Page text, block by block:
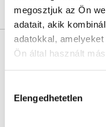
megosztjuk az Ön
adatait, akik
adatokkal,
Ön által használt
szabályzat:https://
kiválasztása
Elengedhetetlen
Árlista
Prof.